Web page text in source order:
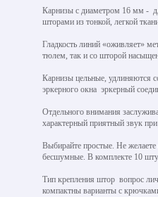
Карнизы с диаметром 16 мм -
шторами из тонкой, легкой
Гладкость линий «оживляет»
тюлем, так и со шторой
Карнизы цельные, удлиняются
эркерного окна эркерный
Отдельного внимания
характерный приятный звук
Выбирайте простые. Не
бесшумные. В комплекте 10
Тип крепления штор вопрос
компактны варианты с